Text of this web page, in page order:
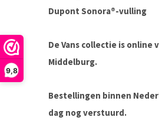
9,8
Dupont Sonora®-vulling
De Vans collectie is
Middelburg.
Bestellingen binnen
dag nog verstuurd.